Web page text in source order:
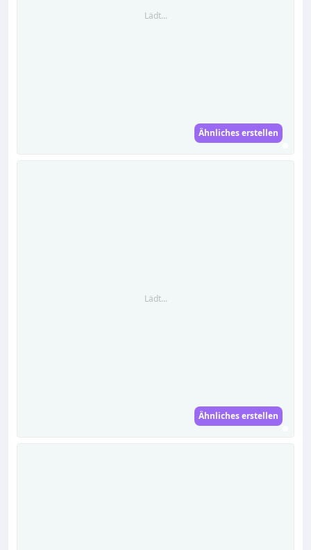
Lädt...
Ähnliches erstellen
Lädt...
Ähnliches erstellen